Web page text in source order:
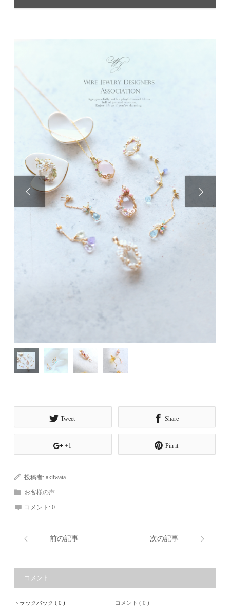
Tweet Share
+1 Pin it
投稿者:akiiwata
お客様の声
コメント:0
前の記事 次の記事
コメント
トラックバック ( 0 ) コメント ( 0 )